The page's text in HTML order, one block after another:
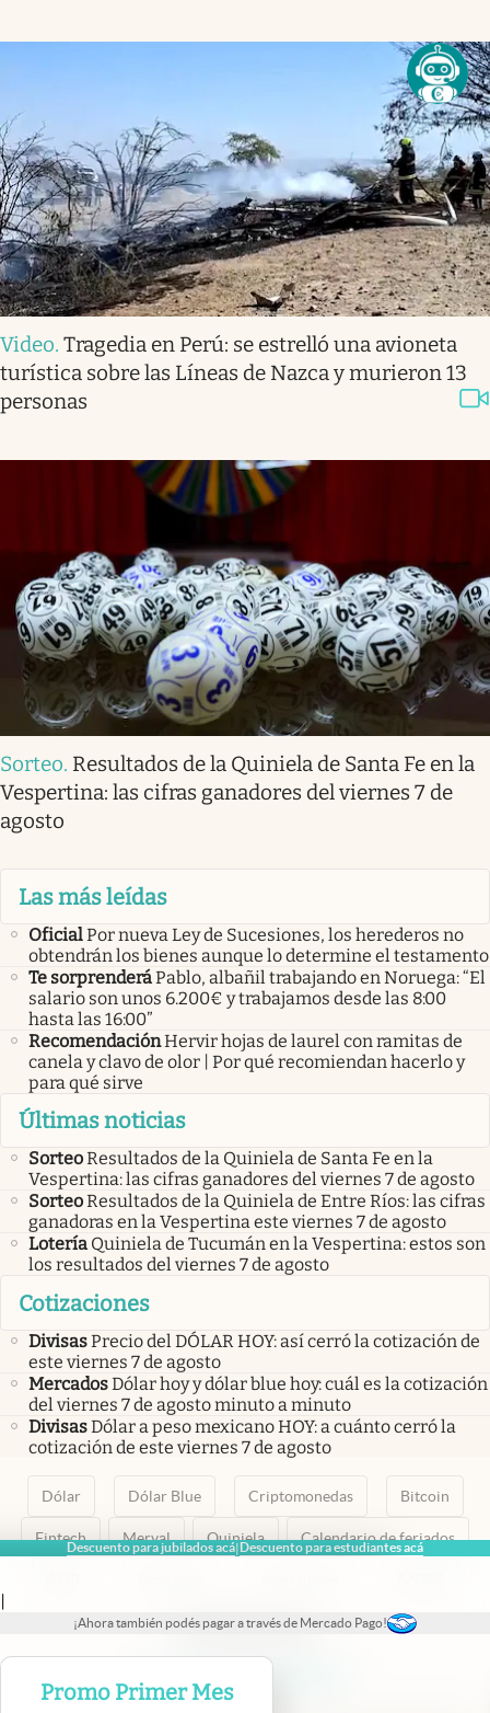
Descuento para jubilados acá|Descuento para estudiantes acá
|
¡Ahora también podés pagar a través de Mercado Pago!
Promo Primer Mes
Video. Tragedia en Perú: se estrelló una avioneta
turística sobre las Líneas de Nazca y murieron 13
personas
Sorteo. Resultados de la Quiniela de Santa Fe en la
Vespertina: las cifras ganadores del viernes 7 de
agosto
Las más leídas
OficialPor nueva Ley de Sucesiones, los herederos no
obtendrán los bienes aunque lo determine el testamento
Te sorprenderáPablo, albañil trabajando en Noruega: “El
salario son unos 6.200€ y trabajamos desde las 8:00
hasta las 16:00”
RecomendaciónHervir hojas de laurel con ramitas de
canela y clavo de olor | Por qué recomiendan hacerlo y
para qué sirve
Últimas noticias
SorteoResultados de la Quiniela de Santa Fe en la
Vespertina: las cifras ganadores del viernes 7 de agosto
SorteoResultados de la Quiniela de Entre Ríos: las cifras
ganadoras en la Vespertina este viernes 7 de agosto
Lotería Quiniela de Tucumán en la Vespertina: estos son
los resultados del viernes 7 de agosto
Cotizaciones
DivisasPrecio del DÓLAR HOY: así cerró la cotización de
este viernes 7 de agosto
MercadosDólar hoy y dólar blue hoy: cuál es la cotización
del viernes 7 de agosto minuto a minuto
DivisasDólar a peso mexicano HOY: a cuánto cerró la
cotización de este viernes 7 de agosto
Dólar Dólar Blue Criptomonedas Bitcoin
Fintech Merval Quiniela Calendario de feriados
abre en nueva pestaña
abre en nueva pestaña
abre en nueva pestaña
abre en nueva pestaña
abre en nueva pestaña